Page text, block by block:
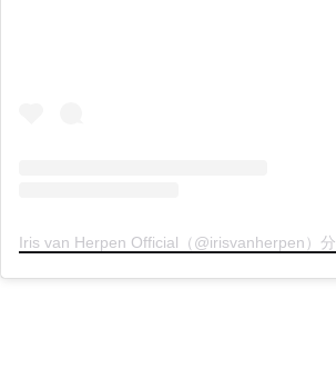
Iris van Herpen Official（@irisvanherpen）